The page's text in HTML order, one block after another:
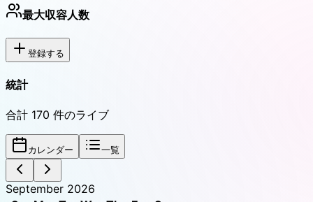
最大収容人数
登録する
統計
合計 170 件のライブ
カレンダー 一覧
September 2026